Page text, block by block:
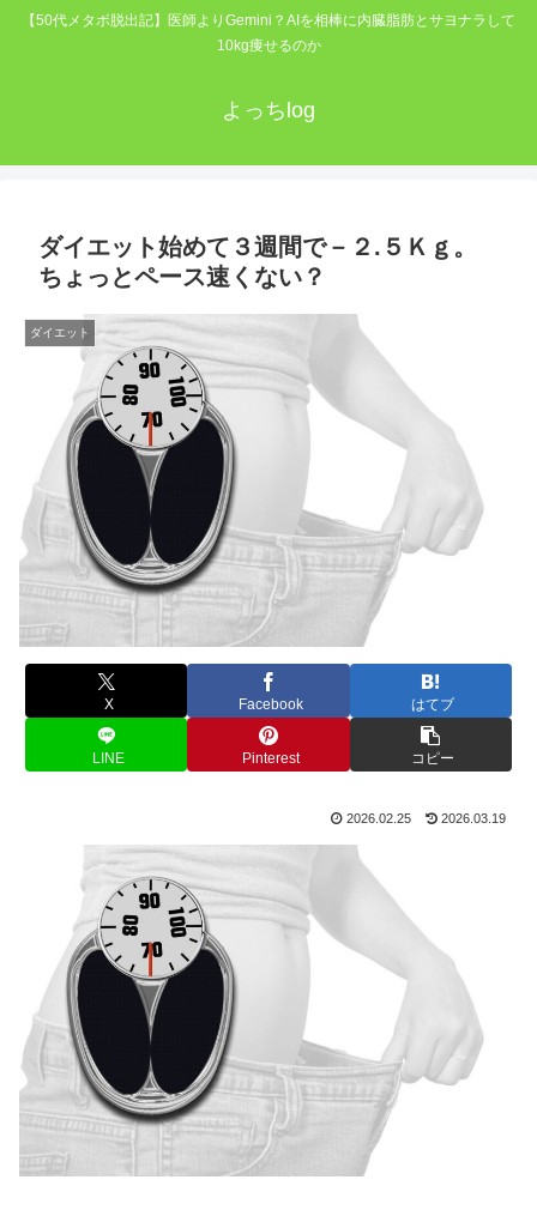
【50代メタボ脱出記】医師よりGemini？AIを相棒に内臓脂肪とサヨナラして
10kg痩せるのか
よっちlog
ダイエット始めて３週間で－２.５Ｋｇ。
ちょっとペース速くない？
ダイエット
X Facebook はてブ
LINE Pinterest コピー
2026.02.25 2026.03.19